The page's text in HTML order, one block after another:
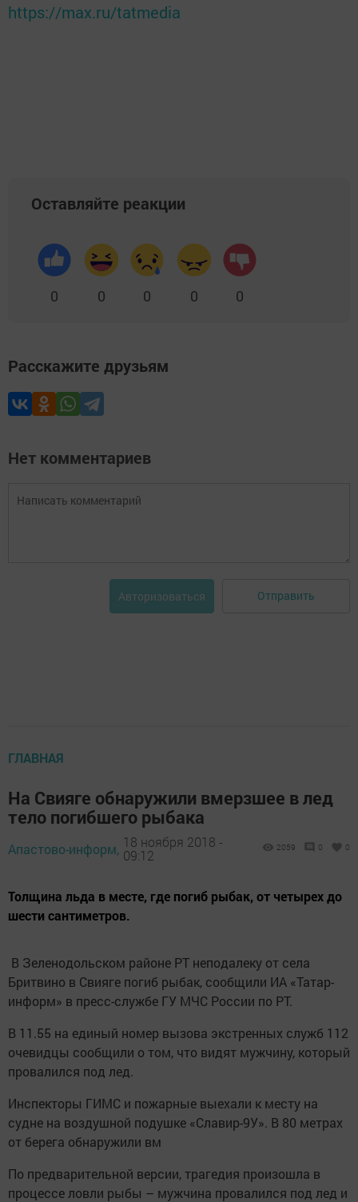
https://max.ru/tatmedia
Оставляйте реакции
0 0 0 0 0
Расскажите друзьям
Нет комментариев
Авторизоваться Отправить
ГЛАВНАЯ
На Свияге обнаружили вмерзшее в лед
тело погибшего рыбака
Апастово-информ, 18 ноября 2018 -
09:12
2059 0 0
Толщина льда в месте, где погиб рыбак, от четырех до
шести сантиметров.
В Зеленодольском районе РТ неподалеку от села
Бритвино в Свияге погиб рыбак, сообщили ИА «Татар-
информ» в пресс-службе ГУ МЧС России по РТ.
В 11.55 на единый номер вызова экстренных служб 112
очевидцы сообщили о том, что видят мужчину, который
провалился под лед.
Инспекторы ГИМС и пожарные выехали к месту на
судне на воздушной подушке «Славир-9У». В 80 метрах
от берега обнаружили вм
По предварительной версии, трагедия произошла в
процессе ловли рыбы – мужчина провалился под лед и